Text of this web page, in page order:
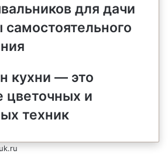
для дачи
самостоятельного
кухни — это
цветочных и
техник